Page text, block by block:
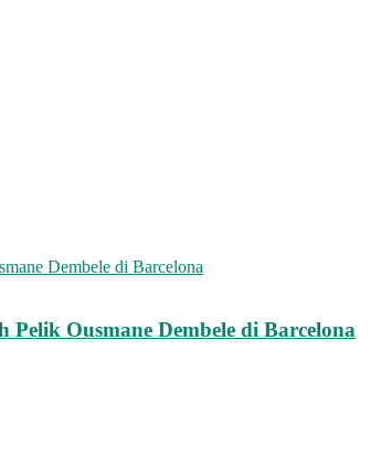
Ousmane Dembele di Barcelona